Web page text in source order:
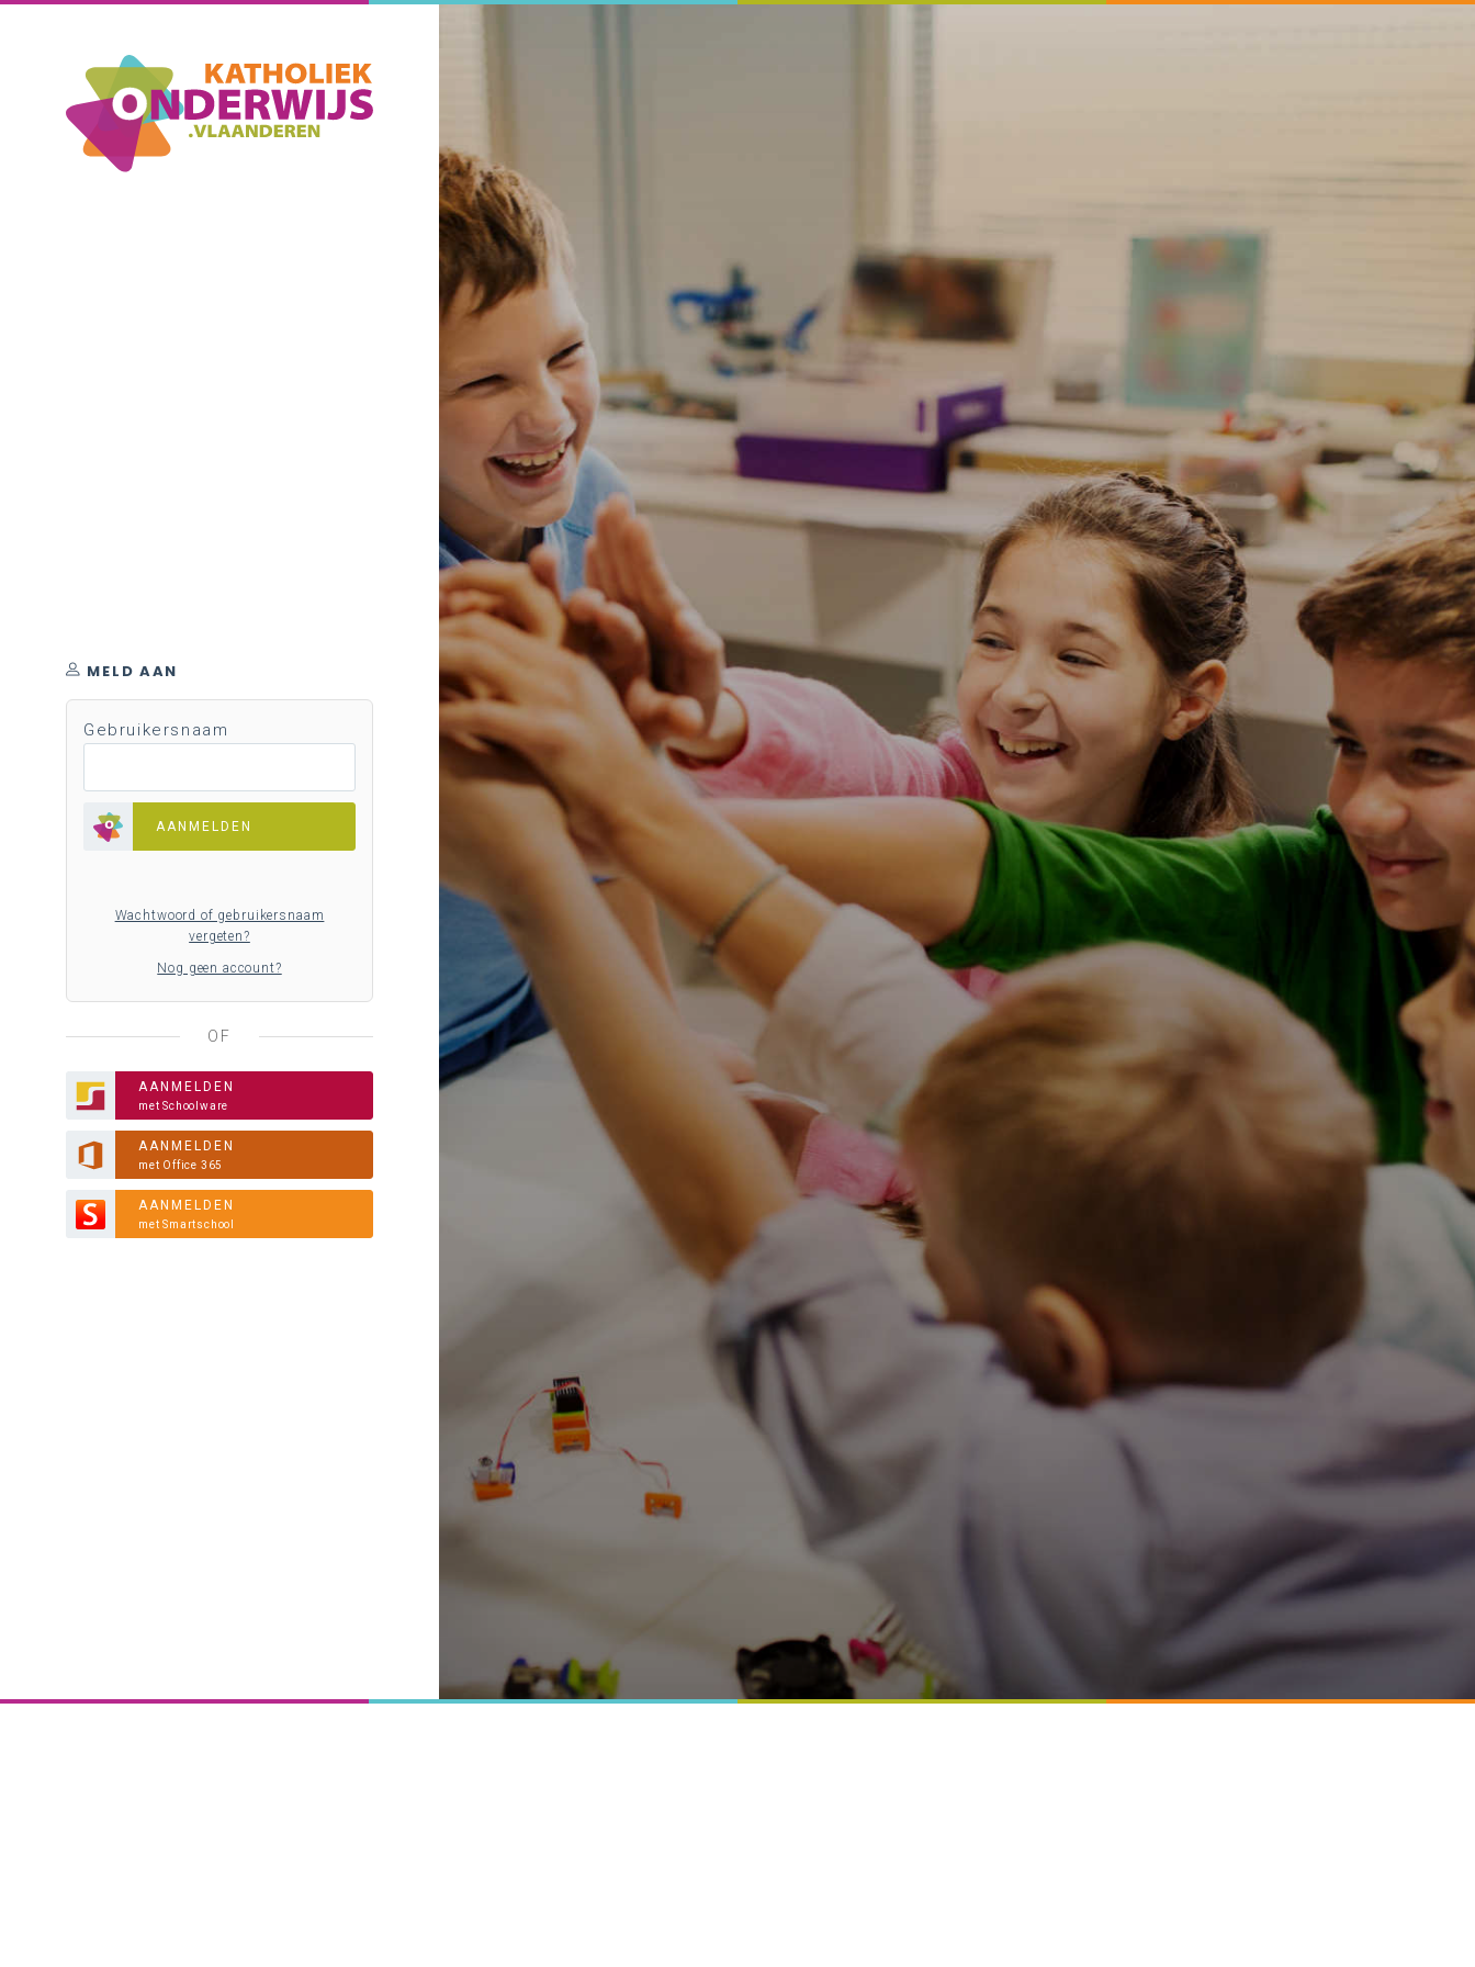
MELD AAN
Gebruikersnaam
AANMELDEN
Wachtwoord of gebruikersnaam
vergeten?
Nog geen account?
OF
AANMELDEN
met Schoolware
AANMELDEN
met Office 365
AANMELDEN
met Smartschool